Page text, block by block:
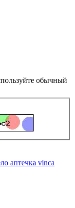
обычный
аптечка vinca